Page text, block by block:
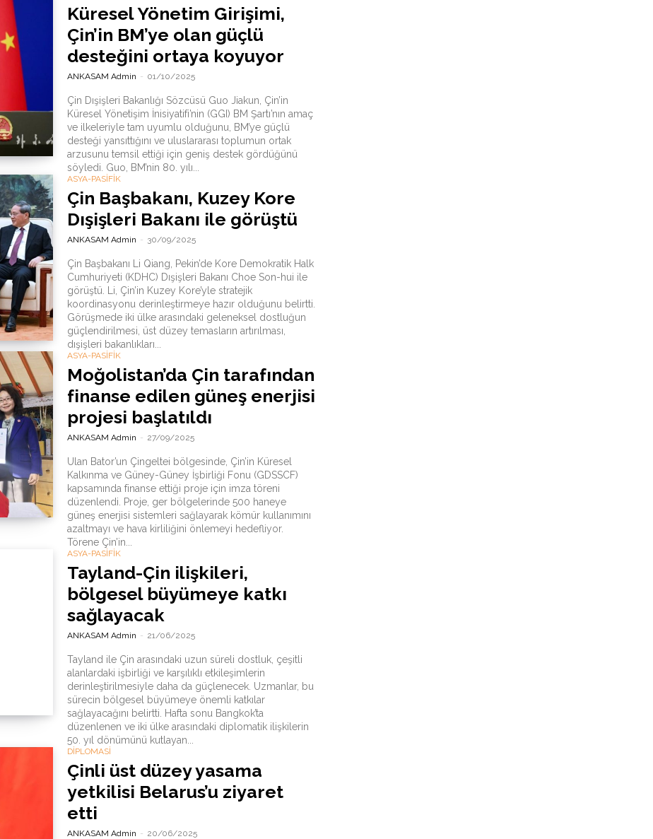
Küresel Yönetim Girişimi,
Çin’in BM’ye olan güçlü
desteğini ortaya koyuyor
ANKASAM Admin - 01/10/2025
Çin Dışişleri Bakanlığı Sözcüsü Guo Jiakun, Çin’in
Küresel Yönetişim İnisiyatifi’nin (GGI) BM Şartı’nın amaç
ve ilkeleriyle tam uyumlu olduğunu, BM’ye güçlü
desteği yansıttığını ve uluslararası toplumun ortak
arzusunu temsil ettiği için geniş destek gördüğünü
söyledi. Guo, BM’nin 80. yılı...
ASYA-PASİFİK
Çin Başbakanı, Kuzey Kore
Dışişleri Bakanı ile görüştü
ANKASAM Admin - 30/09/2025
Çin Başbakanı Li Qiang, Pekin’de Kore Demokratik Halk
Cumhuriyeti (KDHC) Dışişleri Bakanı Choe Son-hui ile
görüştü. Li, Çin’in Kuzey Kore’yle stratejik
koordinasyonu derinleştirmeye hazır olduğunu belirtti.
Görüşmede iki ülke arasındaki geleneksel dostluğun
güçlendirilmesi, üst düzey temasların artırılması,
dışişleri bakanlıkları...
ASYA-PASİFİK
Moğolistan’da Çin tarafından
finanse edilen güneş enerjisi
projesi başlatıldı
ANKASAM Admin - 27/09/2025
Ulan Bator’un Çingeltei bölgesinde, Çin’in Küresel
Kalkınma ve Güney-Güney İşbirliği Fonu (GDSSCF)
kapsamında finanse ettiği proje için imza töreni
düzenlendi. Proje, ger bölgelerinde 500 haneye
güneş enerjisi sistemleri sağlayarak kömür kullanımını
azaltmayı ve hava kirliliğini önlemeyi hedefliyor.
Törene Çin’in...
ASYA-PASİFİK
Tayland-Çin ilişkileri,
bölgesel büyümeye katkı
sağlayacak
ANKASAM Admin - 21/06/2025
Tayland ile Çin arasındaki uzun süreli dostluk, çeşitli
alanlardaki işbirliği ve karşılıklı etkileşimlerin
derinleştirilmesiyle daha da güçlenecek. Uzmanlar, bu
sürecin bölgesel büyümeye önemli katkılar
sağlayacağını belirtti. Hafta sonu Bangkok’ta
düzenlenen ve iki ülke arasındaki diplomatik ilişkilerin
50. yıl dönümünü kutlayan...
DİPLOMASİ
Çinli üst düzey yasama
yetkilisi Belarus’u ziyaret
etti
ANKASAM Admin - 20/06/2025